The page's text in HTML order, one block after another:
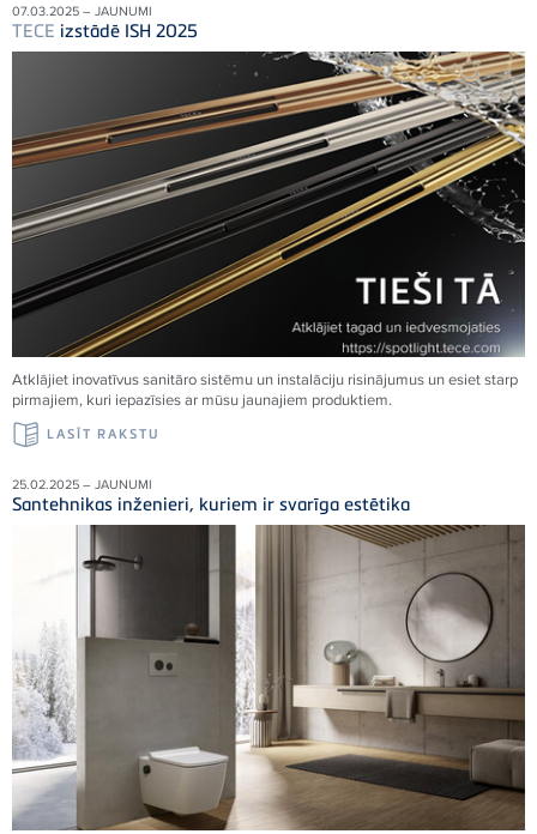
07.03.2025 – JAUNUMI
TECE izstādē ISH 2025
Atklājiet inovatīvus sanitāro sistēmu un instalāciju risinājumus un esiet starp
pirmajiem, kuri iepazīsies ar mūsu jaunajiem produktiem.
LASĪT RAKSTU
25.02.2025 – JAUNUMI
Santehnikas inženieri, kuriem ir svarīga estētika